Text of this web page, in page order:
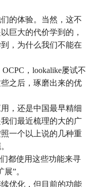
的体验。当然，这不
巨大的代价学到的，
，为什么我们不能在
，lookalike屡试不
之后，琢磨出来的优
，还是中国最早精细
们最近梳理的大的广
一个以上说的几种重
都使用这些功能来寻
”。
优化，但目前的功能